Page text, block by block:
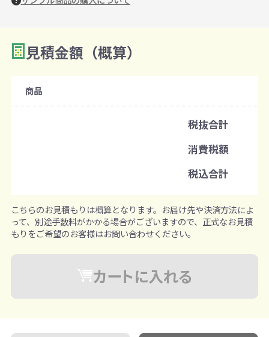
2 数量を入力
購入条件
見積金額（概算）
商品
税抜合計
消費税額
税込合計
こちらのお見積もりは概算となります。お届け先や決済方法によ
って、別途手数料がかかる場合がございますので、正式なお見積
もりをご希望のお客様はお問い合わせください。
カートに入れる